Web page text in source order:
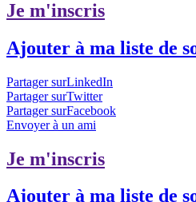
Je m'inscris
Ajouter à ma liste de
Partager surLinkedIn
Partager surTwitter
Partager surFacebook
Envoyer à un ami
Je m'inscris
Ajouter à ma liste de